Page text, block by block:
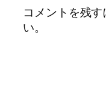
コメントを残
い。